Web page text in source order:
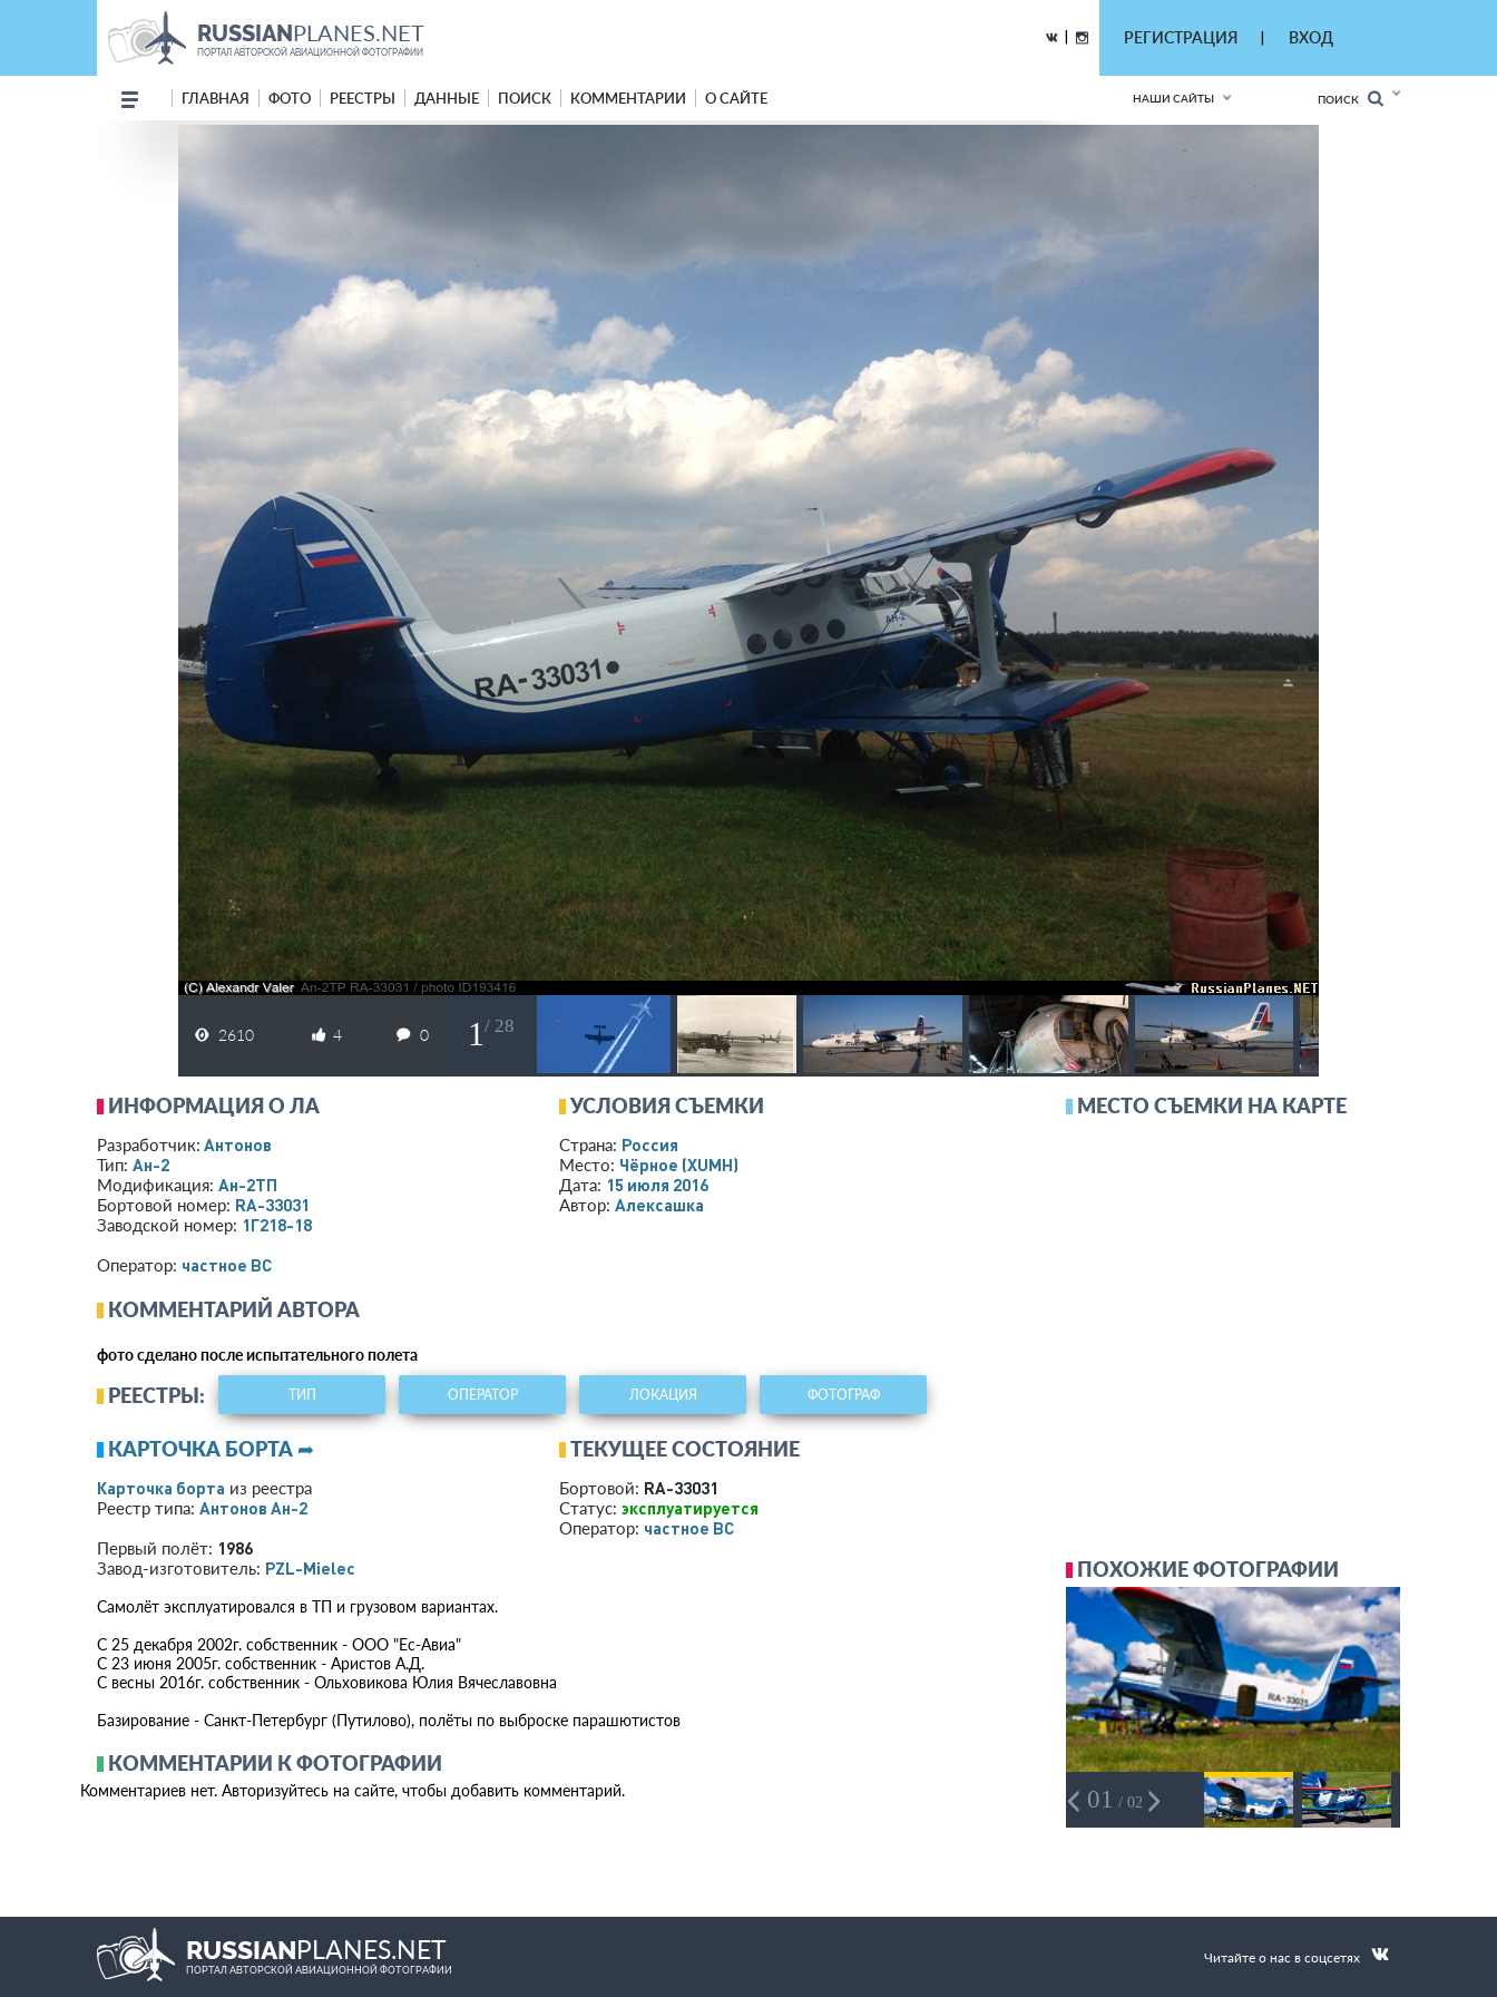
RUSSIANPLANES.NET
ПОРТАЛ АВТОРСКОЙ АВИАЦИОННОЙ ФОТОГРАФИИ
РЕГИСТРАЦИЯ ВХОД
ГЛАВНАЯ ФОТО РЕЕСТРЫ ДАННЫЕ ПОИСК КОММЕНТАРИИ О САЙТЕ НАШИ САЙТЫ ПОИСК
2610 4 0 1 / 28
ИНФОРМАЦИЯ О ЛА
Разработчик: Антонов
Тип: Ан-2
Модификация: Ан-2ТП
Бортовой номер: RA-33031
Заводской номер: 1Г218-18
Оператор: ­частное ВС­
УСЛОВИЯ СЪЕМКИ
Страна: Россия
Место: Чёрное (XUMH)
Дата: 15 июля 2016
Автор: Алексашка
КОММЕНТАРИЙ АВТОРА
фото сделано после испытательного полета
РЕЕСТРЫ: ТИП ОПЕРАТОР ЛОКАЦИЯ ФОТОГРАФ
КАРТОЧКА БОРТА ➦
Карточка борта из реестра
Реестр типа: Антонов Ан-2
Первый полёт: 1986
Завод-изготовитель: PZL-Mielec
ТЕКУЩЕЕ СОСТОЯНИЕ
Бортовой: RA-33031
Статус: эксплуатируется
Оператор: ­частное ВС­
Самолёт эксплуатировался в ТП и грузовом вариантах.
С 25 декабря 2002г. собственник - ООО "Ес-Авиа"
С 23 июня 2005г. собственник - Аристов А.Д.
С весны 2016г. собственник - Ольховикова Юлия Вячеславовна
Базирование - Санкт-Петербург (Путилово), полёты по выброске парашютистов
КОММЕНТАРИИ К ФОТОГРАФИИ
Комментариев нет. Авторизуйтесь на сайте, чтобы добавить комментарий.
МЕСТО СЪЕМКИ НА КАРТЕ
ПОХОЖИЕ ФОТОГРАФИИ
01 / 02
RUSSIANPLANES.NET
ПОРТАЛ АВТОРСКОЙ АВИАЦИОННОЙ ФОТОГРАФИИ
Читайте о нас в соцсетях